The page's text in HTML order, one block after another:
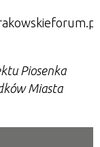
Piosenka
Miasta